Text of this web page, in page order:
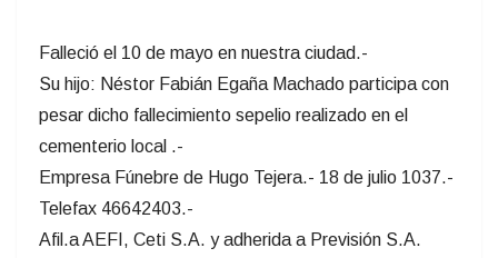
Falleció el 10 de mayo en nuestra ciudad.-
Su hijo: Néstor Fabián Egaña Machado participa con
pesar dicho fallecimiento sepelio realizado en el
cementerio local .-
Empresa Fúnebre de Hugo Tejera.- 18 de julio 1037.-
Telefax 46642403.-
Afil.a AEFI, Ceti S.A. y adherida a Previsión S.A.